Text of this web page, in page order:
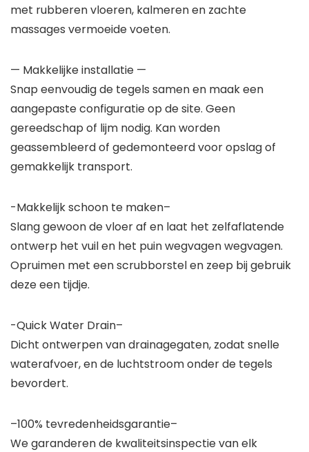
met rubberen vloeren, kalmeren en zachte
massages vermoeide voeten.
— Makkelijke installatie —
Snap eenvoudig de tegels samen en maak een
aangepaste configuratie op de site. Geen
gereedschap of lijm nodig. Kan worden
geassembleerd of gedemonteerd voor opslag of
gemakkelijk transport.
-Makkelijk schoon te maken–
Slang gewoon de vloer af en laat het zelfaflatende
ontwerp het vuil en het puin wegvagen wegvagen.
Opruimen met een scrubborstel en zeep bij gebruik
deze een tijdje.
-Quick Water Drain–
Dicht ontwerpen van drainagegaten, zodat snelle
waterafvoer, en de luchtstroom onder de tegels
bevordert.
–100% tevredenheidsgarantie–
We garanderen de kwaliteitsinspectie van elk